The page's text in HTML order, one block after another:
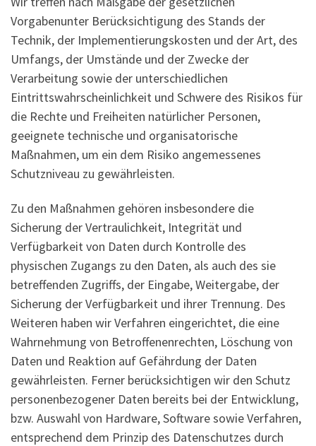
Vorgabenunter Berücksichtigung des Stands der
Technik, der Implementierungskosten und der Art, des
Umfangs, der Umstände und der Zwecke der
Verarbeitung sowie der unterschiedlichen
Eintrittswahrscheinlichkeit und Schwere des Risikos für
die Rechte und Freiheiten natürlicher Personen,
geeignete technische und organisatorische
Maßnahmen, um ein dem Risiko angemessenes
Schutzniveau zu gewährleisten.
Zu den Maßnahmen gehören insbesondere die
Sicherung der Vertraulichkeit, Integrität und
Verfügbarkeit von Daten durch Kontrolle des
physischen Zugangs zu den Daten, als auch des sie
betreffenden Zugriffs, der Eingabe, Weitergabe, der
Sicherung der Verfügbarkeit und ihrer Trennung. Des
Weiteren haben wir Verfahren eingerichtet, die eine
Wahrnehmung von Betroffenenrechten, Löschung von
Daten und Reaktion auf Gefährdung der Daten
gewährleisten. Ferner berücksichtigen wir den Schutz
personenbezogener Daten bereits bei der Entwicklung,
bzw. Auswahl von Hardware, Software sowie Verfahren,
entsprechend dem Prinzip des Datenschutzes durch